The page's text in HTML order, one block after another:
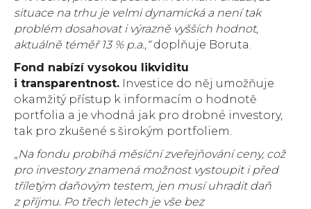
situace na trhu je velmi dynamická a není tak
problém dosahovat i výrazně vyšších hodnot,
aktuálně téměř 13 % p.a.,“doplňuje Boruta.
Fond nabízí vysokou likviditu
i transparentnost. Investice do něj umožňuje
okamžitý přístup k informacím o hodnotě
portfolia a je vhodná jak pro drobné investory,
tak pro zkušené s širokým portfoliem.
„Na fondu probíhá měsíční zveřejňování ceny, což
pro investory znamená možnost vystoupit i před
tříletým daňovým testem, jen musí uhradit daň
z příjmu. Po třech letech je vše bez